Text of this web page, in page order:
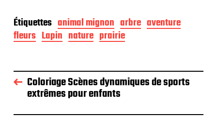
Étiquettes animal mignon arbre aventure
fleurs Lapin nature prairie
Coloriage Scènes dynamiques de sports
extrêmes pour enfants